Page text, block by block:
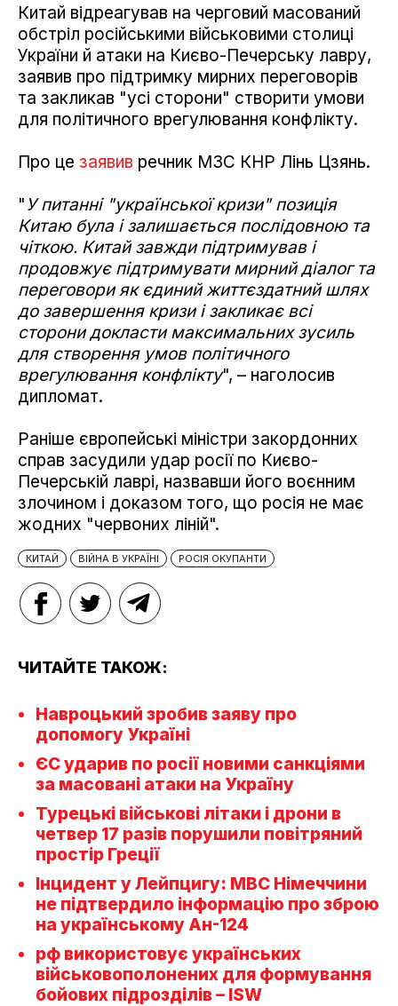
Китай відреагував на черговий масований
обстріл російськими військовими столиці
України й атаки на Києво-Печерську лавру,
заявив про підтримку мирних переговорів
та закликав "усі сторони" створити умови
для політичного врегулювання конфлікту.
Про це заявив речник МЗС КНР Лінь Цзянь.
"У питанні "української кризи" позиція
Китаю була і залишається послідовною та
чіткою. Китай завжди підтримував і
продовжує підтримувати мирний діалог та
переговори як єдиний життєздатний шлях
до завершення кризи і закликає всі
сторони докласти максимальних зусиль
для створення умов політичного
врегулювання конфлікту", – наголосив
дипломат.
Раніше європейські міністри закордонних
справ засудили удар росії по Києво-
Печерській лаврі, назвавши його воєнним
злочином і доказом того, що росія не має
жодних "червоних ліній".
КИТАЙ ВІЙНА В УКРАЇНІ РОСІЯ ОКУПАНТИ
ЧИТАЙТЕ ТАКОЖ:
Навроцький зробив заяву про
допомогу Україні
ЄС ударив по росії новими санкціями
за масовані атаки на Україну
Турецькі військові літаки і дрони в
четвер 17 разів порушили повітряний
простір Греції
Інцидент у Лейпцигу: МВС Німеччини
не підтвердило інформацію про зброю
на українському Ан-124
рф використовує українських
військовополонених для формування
бойових підрозділів – ISW